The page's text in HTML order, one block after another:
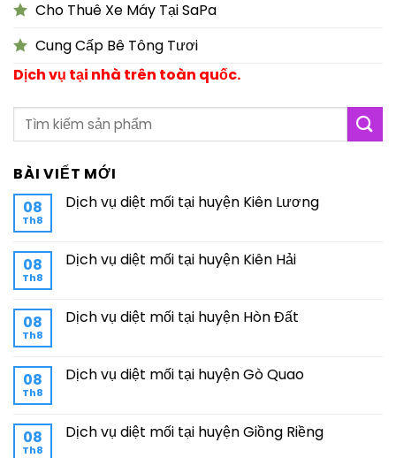
Cho Thuê Xe Máy Tại SaPa
Cung Cấp Bê Tông Tươi
Dịch vụ tại nhà trên toàn quốc.
BÀI VIẾT MỚI
08
Th8
Dịch vụ diệt mối tại huyện Kiên Lương
08
Th8
Dịch vụ diệt mối tại huyện Kiên Hải
08
Th8
Dịch vụ diệt mối tại huyện Hòn Đất
08
Th8
Dịch vụ diệt mối tại huyện Gò Quao
08
Th8
Dịch vụ diệt mối tại huyện Giồng Riềng